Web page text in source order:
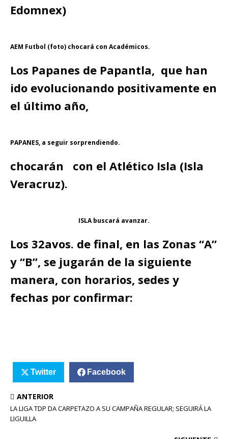
Edomnex)
AEM Futbol (foto) chocará con Académicos.
Los Papanes de Papantla, que han
ido evolucionando positivamente en
el último año,
PAPANES, a seguir sorprendiendo.
chocarán con el Atlético Isla (Isla
Veracruz).
ISLA buscará avanzar.
Los 32avos. de final, en las Zonas “A”
y “B”, se jugarán de la siguiente
manera, con horarios, sedes y
fechas por confirmar:
Twitter Facebook
ANTERIOR
LA LIGA TDP DA CARPETAZO A SU CAMPAÑA REGULAR; SEGUIRÁ LA
LIGUILLA